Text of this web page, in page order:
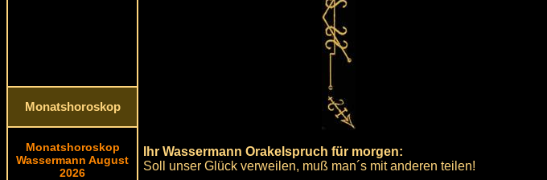
Monatshoroskop
Monatshoroskop
Wassermann August
2026
Ihr Wassermann Orakelspruch für morgen:
Soll unser Glück verweilen, muß man´s mit anderen teilen!